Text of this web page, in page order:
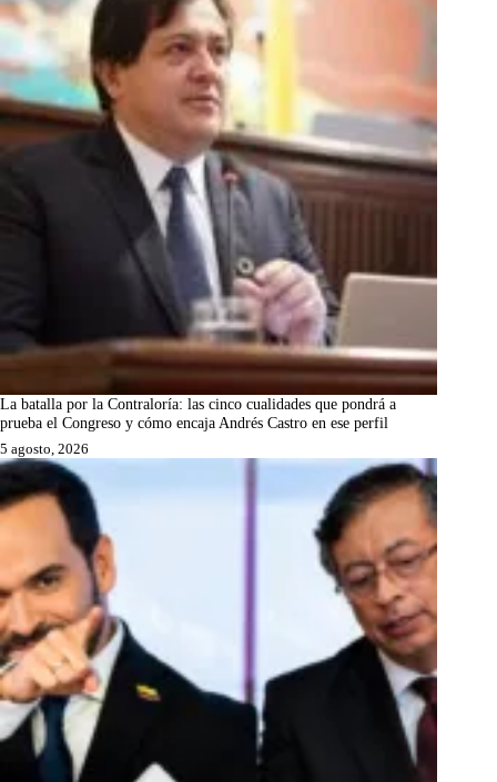
La batalla por la Contraloría: las cinco cualidades que pondrá a
prueba el Congreso y cómo encaja Andrés Castro en ese perfil
5 agosto, 2026